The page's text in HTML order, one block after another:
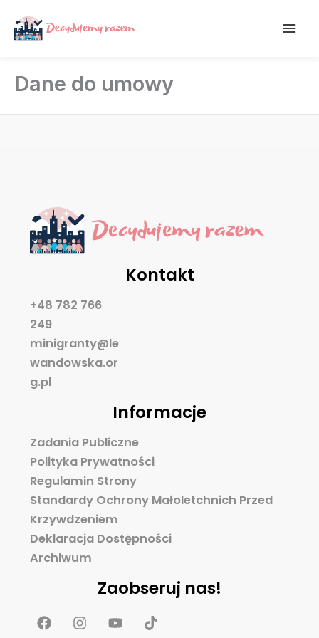
treści
Dane do umowy
Kontakt
+48 782 766
249
minigranty@le
wandowska.or
g.pl
Informacje
Zadania Publiczne
Polityka Prywatności
Regulamin Strony
Standardy Ochrony Małoletchnich Przed
Krzywdzeniem
Deklaracja Dostępności
Archiwum
Zaobseruj nas!
F
a
I
n
Y
o
T
i